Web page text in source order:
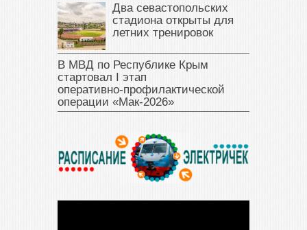
Два севастопольских
стадиона открыты для
летних тренировок
В МВД по Республике Крым
стартовал I этап
оперативно‑профилактической
операции «Мак‑2026»